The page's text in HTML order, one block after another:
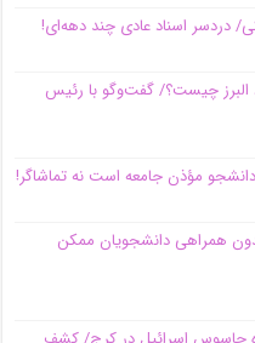
دردسر اسناد عادی چند‌ دهه‌ای!
البرز چیست؟/ گفت‌وگو با رئیس
مؤذن جامعه است نه تماشاگر!
همراهی دانشجویان ممکن